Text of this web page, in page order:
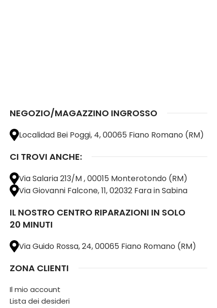
NEGOZIO/MAGAZZINO INGROSSO
Localidad Bei Poggi, 4, 00065 Fiano Romano (RM)
CI TROVI ANCHE:
Via Salaria 213/M , 00015 Monterotondo (RM)
Via Giovanni Falcone, 11, 02032 Fara in Sabina
IL NOSTRO CENTRO RIPARAZIONI IN SOLO
20 MINUTI
Via Guido Rossa, 24, 00065 Fiano Romano (RM)
ZONA CLIENTI
Il mio account
Lista dei desideri